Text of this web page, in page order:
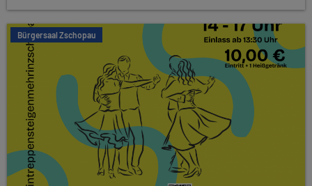
Bürgersaal Zschopau